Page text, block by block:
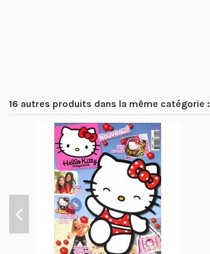
16 autres produits dans la même catégorie :